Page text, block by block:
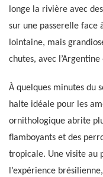
longe la rivière avec
sur une passerelle face
lointaine, mais
chutes, avec
À quelques minutes du
halte idéale pour les
ornithologique abrite
flamboyants et des
tropicale. Une visite au
l’expérience